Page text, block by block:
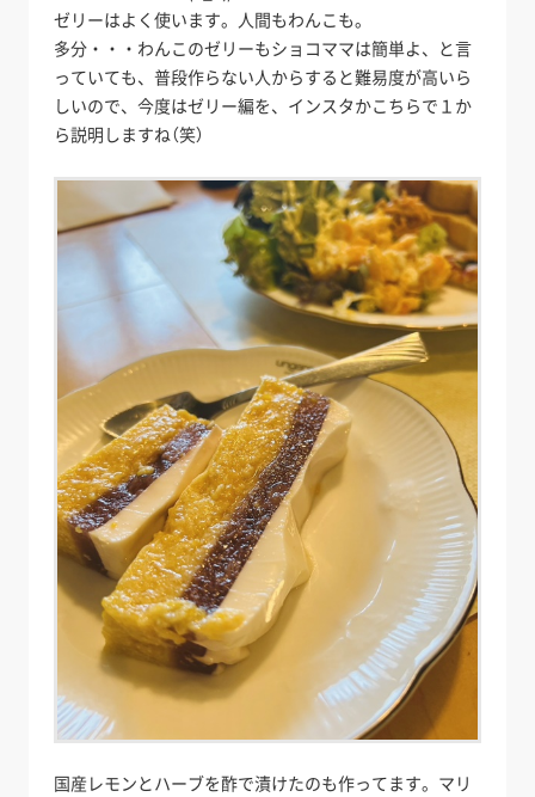
ゼリーはよく使います。人間もわんこも。
多分・・・わんこのゼリーもショコママは簡単よ、と言
っていても、普段作らない人からすると難易度が高いら
しいので、今度はゼリー編を、インスタかこちらで１か
ら説明しますね（笑）
国産レモンとハーブを酢で漬けたのも作ってます。マリ